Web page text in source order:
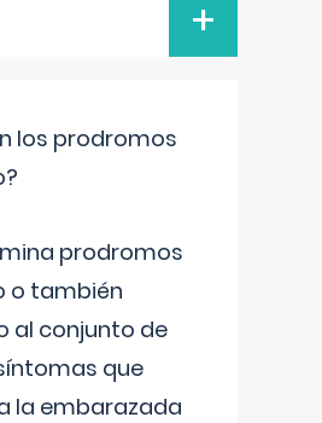
+
los prodromos
prodromos
o también
al conjunto de
que
la embarazada